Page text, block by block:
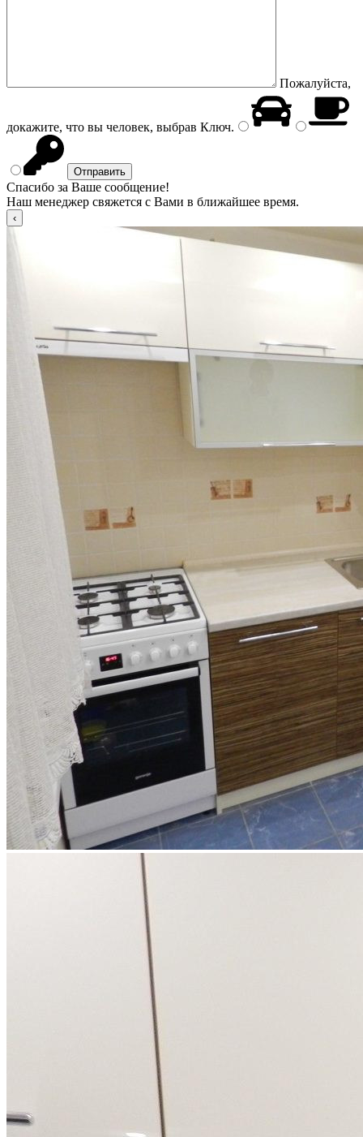
Пожалуйста,
докажите, что вы человек, выбрав Ключ.
Спасибо за Ваше сообщение!
Наш менеджер свяжется с Вами в ближайшее время.